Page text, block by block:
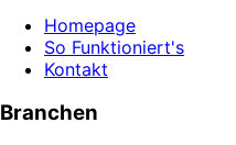
Homepage
So Funktioniert's
Kontakt
Branchen